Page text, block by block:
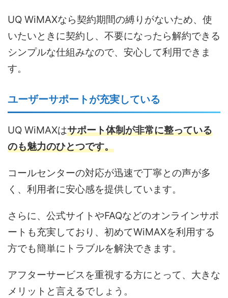
UQ WiMAXなら契約期間の縛りがないため、使
いたいときに契約し、不要になったら解約できる
シンプルな仕組みなので、安心して利用できま
す。
ユーザーサポートが充実している
UQ WiMAXはサポート体制が非常に整っている
のも魅力のひとつです。
コールセンターの対応が迅速で丁寧との声が多
く、利用者に安心感を提供しています。
さらに、公式サイトやFAQなどのオンラインサポ
ートも充実しており、初めてWiMAXを利用する
方でも簡単にトラブルを解決できます。
アフターサービスを重視する方にとって、大きな
メリットと言えるでしょう。